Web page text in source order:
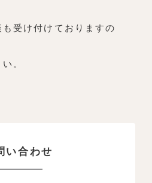
受け付けておりますの
。
い合わせ